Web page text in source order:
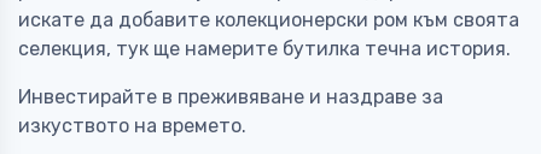
искате да добавите колекционерски ром към своята
селекция, тук ще намерите бутилка течна история.
Инвестирайте в преживяване и наздраве за
изкуството на времето.